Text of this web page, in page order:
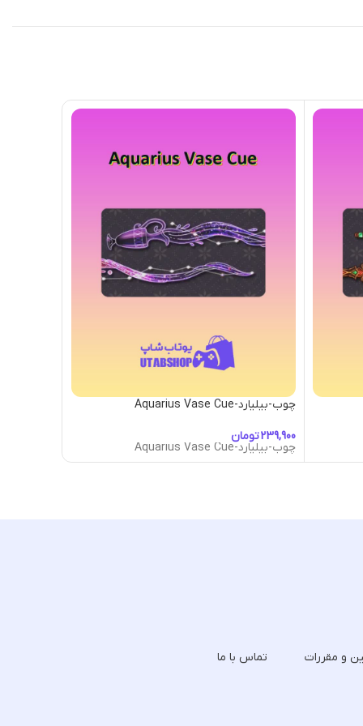
چوب-بیلیارد-Aquarius Vase Cue
تومان
چوب-بیلیارد-Aquarius Vase Cue
و مقررات تماس با ما